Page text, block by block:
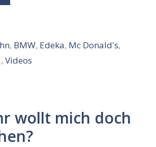
, BMW, Edeka, Mc Donald's,
, Videos
wollt mich doch